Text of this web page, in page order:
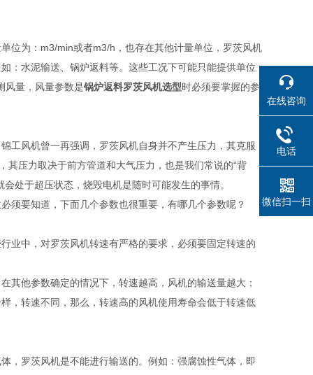
为：m3/min或者m3/h，也存在其他计量单位，罗茨风机
：水泥输送、锅炉返料等。这些工况下可能只能提供单位
风量，风量参数是锅炉返料罗茨风机选型时必须要掌握的参
风机曾一再强调，罗茨风机自身并不产生压力，其克服
其压力取决于前方管道和大气压力，也是我们常说的“背
处于超压状态，烧毁电机是随时可能发生的事情。
要知道，下面几个参数也很重要，有哪几个参数呢？
中，对罗茨风机转速有严格的要求，必须要固定转速的
他参数确定的情况下，转速越高，风机的输送量越大；
，转速不同，那么，转速高的风机使用寿命会低于转速低
罗茨风机是不能进行输送的。例如：强腐蚀性气体，即
在线咨询
电话
微信扫一扫